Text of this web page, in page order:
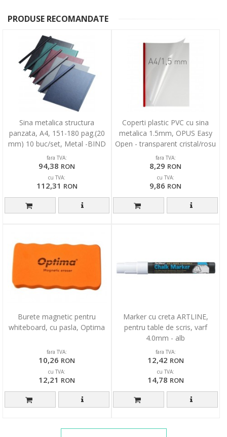
PRODUSE RECOMANDATE
Sina metalica structura
panzata, A4, 151-180 pag.(20
mm) 10 buc/set, Metal -BIND
OPUS - albastru
fara TVA:
94,38 RON
cu TVA:
112,31 RON
Coperti plastic PVC cu sina
metalica 1.5mm, OPUS Easy
Open - transparent cristal/rosu
fara TVA:
8,29 RON
cu TVA:
9,86 RON
Burete magnetic pentru
whiteboard, cu pasla, Optima
fara TVA:
10,26 RON
cu TVA:
12,21 RON
Marker cu creta ARTLINE,
pentru table de scris, varf
4.0mm - alb
fara TVA:
12,42 RON
cu TVA:
14,78 RON